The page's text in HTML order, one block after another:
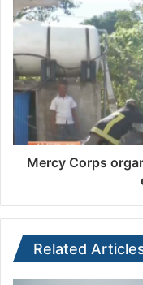
Mercy Corps
Related